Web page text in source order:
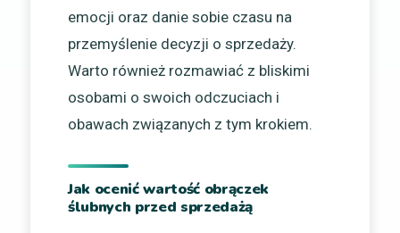
emocji oraz danie sobie czasu na
przemyślenie decyzji o sprzedaży.
Warto również rozmawiać z bliskimi
osobami o swoich odczuciach i
obawach związanych z tym krokiem.
Jak ocenić wartość obrączek
ślubnych przed sprzedażą